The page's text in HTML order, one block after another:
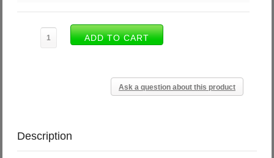
Ask a question about this product
Description